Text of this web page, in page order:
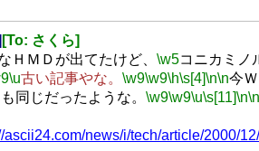
[To: さくら]
ＨＭＤが出てたけど、 \w5コニカミノ
\u古い記事やな。 \w9\w9\h\s[4]\n\n今
同じだったような。 \w9\w9\u\s[11]\n\n
ascii24.com/news/i/tech/article/2000/